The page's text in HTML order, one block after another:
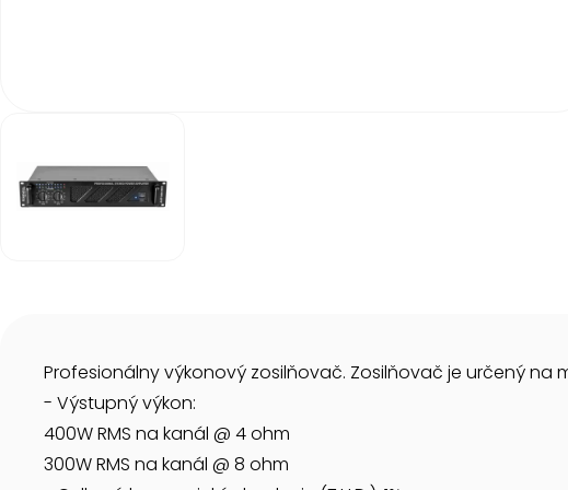
Profesionálny výkonový zosilňovač. Zosilňovač je určený na
- Výstupný výkon:
400W RMS na kanál @ 4 ohm
300W RMS na kanál @ 8 ohm